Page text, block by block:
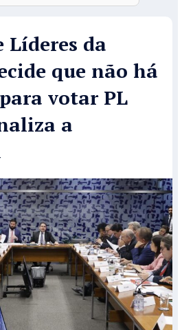
Líderes da
que não há
votar PL
a